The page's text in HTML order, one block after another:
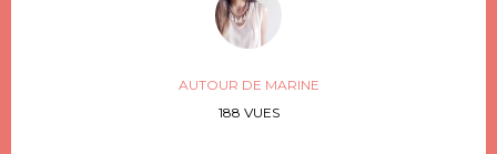
AUTOUR DE MARINE
188 VUES